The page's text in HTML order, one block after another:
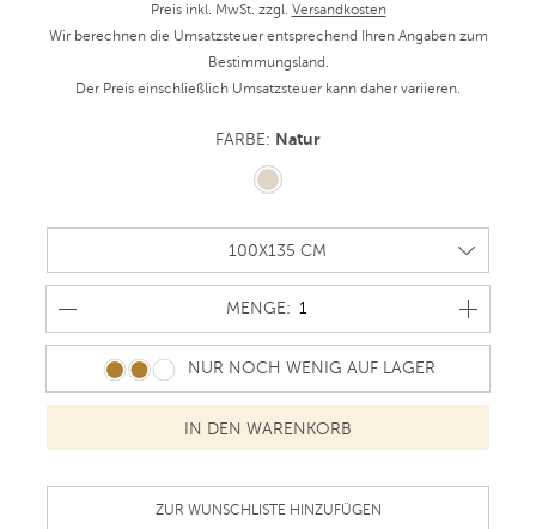
Preis inkl. MwSt. zzgl. Versandkosten
Wir berechnen die Umsatzsteuer entsprechend Ihren Angaben zum
Bestimmungsland.
Der Preis einschließlich Umsatzsteuer kann daher variieren.
FARBE: Natur
MENGE: MENGE
NUR NOCH WENIG AUF LAGER
ZUR WUNSCHLISTE HINZUFÜGEN